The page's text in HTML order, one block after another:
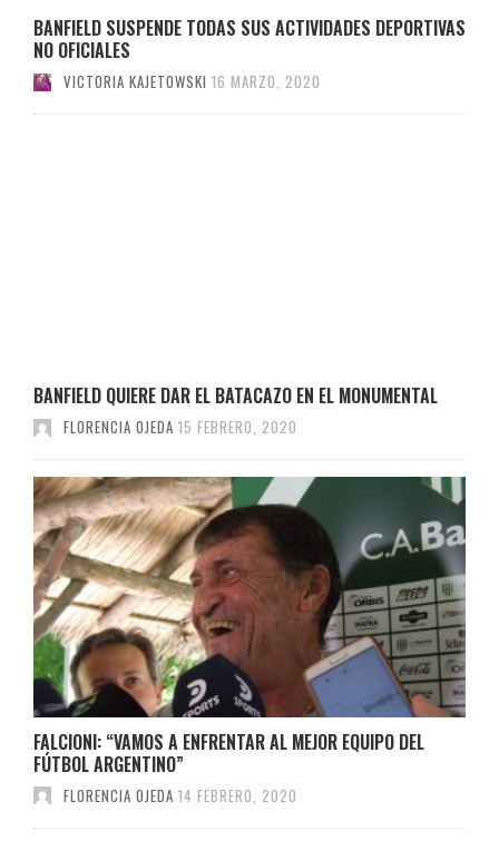
BANFIELD SUSPENDE TODAS SUS ACTIVIDADES DEPORTIVAS
NO OFICIALES
VICTORIA KAJETOWSKI 16 MARZO, 2020
BANFIELD QUIERE DAR EL BATACAZO EN EL MONUMENTAL
FLORENCIA OJEDA 15 FEBRERO, 2020
FALCIONI: “VAMOS A ENFRENTAR AL MEJOR EQUIPO DEL
FÚTBOL ARGENTINO”
FLORENCIA OJEDA 14 FEBRERO, 2020